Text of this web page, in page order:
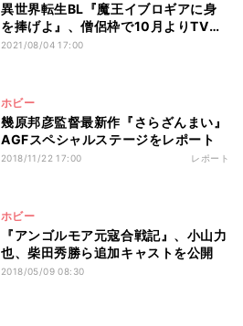
異世界転生BL『魔王イブロギアに身
を捧げよ』、僧侶枠で10月よりTVア
ニメ化
2021/08/04 17:00
ホビー
幾原邦彦監督最新作『さらざんまい』
AGFスペシャルステージをレポート
2018/11/22 17:00 レポート
ホビー
『アンゴルモア元寇合戦記』、小山力
也、柴田秀勝ら追加キャストを公開
2018/05/09 08:30